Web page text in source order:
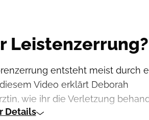
Leistenzerrung?
entsteht meist durch
Video erklärt Deborah
wie ihr die Verletzung
Details